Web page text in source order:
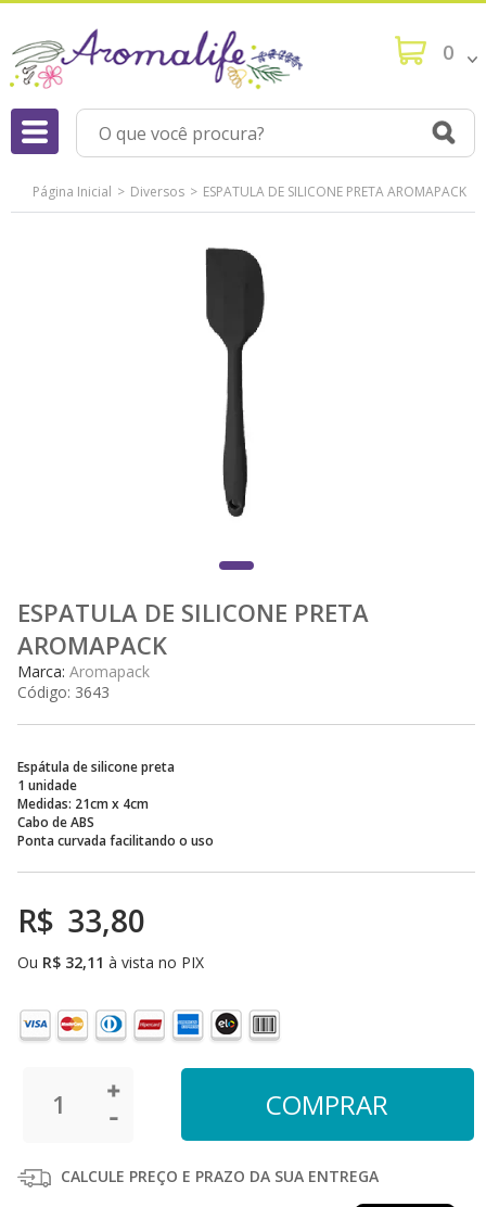
0
Página Inicial Diversos ESPATULA DE SILICONE PRETA AROMAPACK
ESPATULA DE SILICONE PRETA
AROMAPACK
Marca:Aromapack
Código: 3643
Espátula de silicone preta
1 unidade
Medidas: 21cm x 4cm
Cabo de ABS
Ponta curvada facilitando o uso
R$ 33,80
Ou R$ 32,11 à vista no PIX
CALCULE PREÇO E PRAZO DA SUA ENTREGA